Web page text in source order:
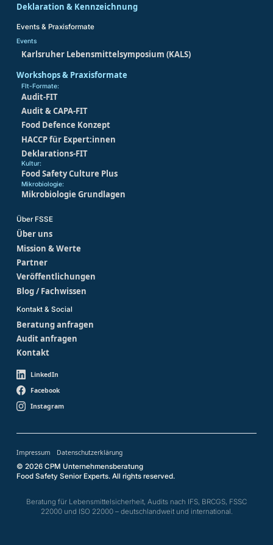
Deklaration & Kennzeichnung
Events & Praxisformate
Events
Karlsruher Lebensmittelsymposium (KALS)
Workshops & Praxisformate
FIt-Formate:
Audit-FIT
Audit & CAPA-FIT
Food Defence Konzept
HACCP für Expert:innen
Deklarations-FIT
Kultur:
Food Safety Culture Plus
Mikrobiologie:
Mikrobiologie Grundlagen
Über FSSE
Über uns
Mission & Werte
Partner
Veröffentlichungen
Blog / Fachwissen
Kontakt & Social
Beratung anfragen
Audit anfragen
Kontakt
LinkedIn
Facebook
Instagram
© 2026 CPM Unternehmensberatung
Food Safety Senior Experts. All rights reserved.
Impressum Datenschutzerklärung
Beratung für Lebensmittelsicherheit, Audits nach IFS, BRCGS, FSSC
22000 und ISO 22000 – deutschlandweit und international.